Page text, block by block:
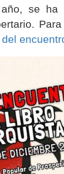
se ha